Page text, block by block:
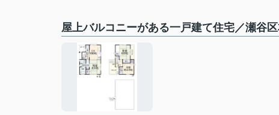
屋上バルコニーがある一戸建て住宅／瀬谷